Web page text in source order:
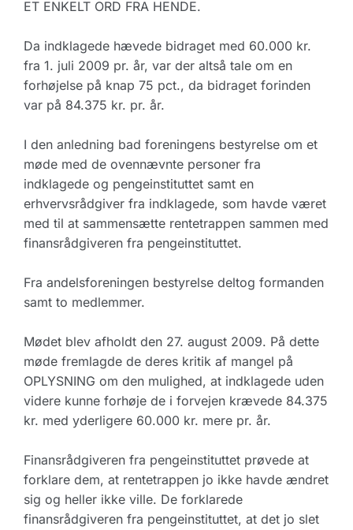
ET ENKELT ORD FRA HENDE.
Da indklagede hævede bidraget med 60.000 kr.
fra 1. juli 2009 pr. år, var der altså tale om en
forhøjelse på knap 75 pct., da bidraget forinden
var på 84.375 kr. pr. år.
I den anledning bad foreningens bestyrelse om et
møde med de ovennævnte personer fra
indklagede og pengeinstituttet samt en
erhvervsrådgiver fra indklagede, som havde været
med til at sammensætte rentetrappen sammen med
finansrådgiveren fra pengeinstituttet.
Fra andelsforeningen bestyrelse deltog formanden
samt to medlemmer.
Mødet blev afholdt den 27. august 2009. På dette
møde fremlagde de deres kritik af mangel på
OPLYSNING om den mulighed, at indklagede uden
videre kunne forhøje de i forvejen krævede 84.375
kr. med yderligere 60.000 kr. mere pr. år.
Finansrådgiveren fra pengeinstituttet prøvede at
forklare dem, at rentetrappen jo ikke havde ændret
sig og heller ikke ville. De forklarede
finansrådgiveren fra pengeinstituttet, at det jo slet